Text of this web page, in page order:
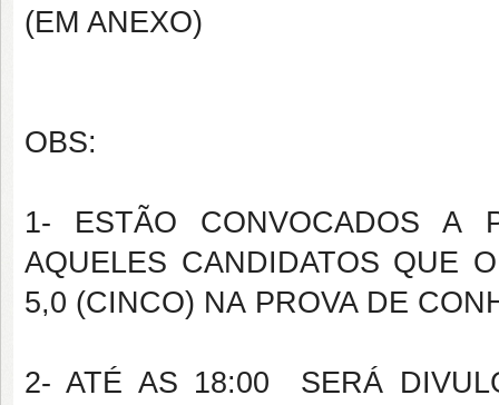
(EM ANEXO)
OBS:
1- ESTÃO CONVOCADOS A
AQUELES CANDIDATOS QUE
5,0 (CINCO) NA PROVA DE
2- ATÉ AS 18:00 SERÁ